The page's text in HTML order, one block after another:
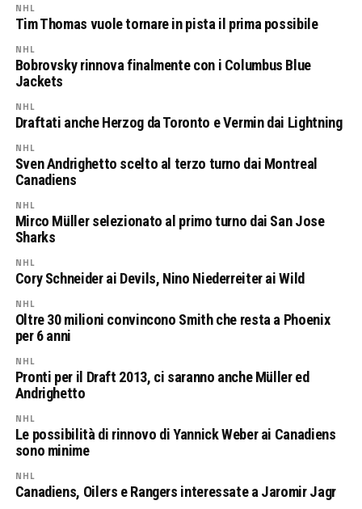
NHL
Tim Thomas vuole tornare in pista il prima possibile
NHL
Bobrovsky rinnova finalmente con i Columbus Blue
Jackets
NHL
Draftati anche Herzog da Toronto e Vermin dai Lightning
NHL
Sven Andrighetto scelto al terzo turno dai Montreal
Canadiens
NHL
Mirco Müller selezionato al primo turno dai San Jose
Sharks
NHL
Cory Schneider ai Devils, Nino Niederreiter ai Wild
NHL
Oltre 30 milioni convincono Smith che resta a Phoenix
per 6 anni
NHL
Pronti per il Draft 2013, ci saranno anche Müller ed
Andrighetto
NHL
Le possibilità di rinnovo di Yannick Weber ai Canadiens
sono minime
NHL
Canadiens, Oilers e Rangers interessate a Jaromir Jagr